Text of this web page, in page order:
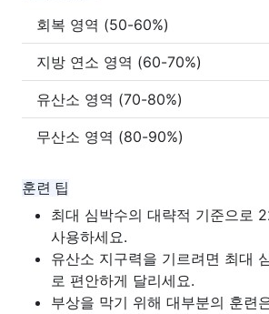
회복 영역 (50-60%)
지방 연소 영역 (60-70%)
유산소 영역 (70-80%)
무산소 영역 (80-90%)
훈련 팁
최대 심박수의 대략적 기준으로
사용하세요.
유산소 지구력을 기르려면 최대
로 편안하게 달리세요.
부상을 막기 위해 대부분의 훈련